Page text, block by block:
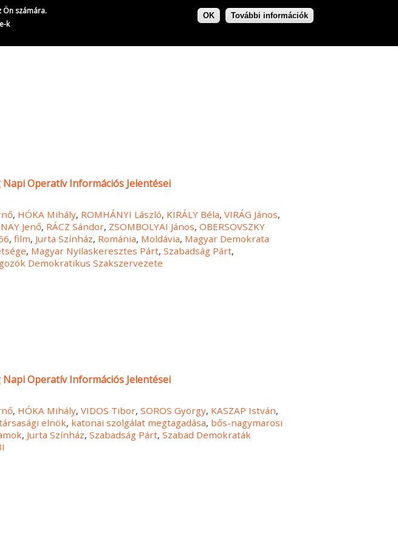
Ön számára.
k
OK További információk
Operatív Információs Jelentései
, HÓKA Mihály, ROMHÁNYI László, KIRÁLY Béla,VIRÁG János,
Jenő, RÁCZ Sándor, ZSOMBOLYAI János,OBERSOVSZKY
,film, Jurta Színház, Románia, Moldávia, Magyar Demokrata
, Magyar Nyilaskeresztes Párt,Szabadság Párt,
Demokratikus Szakszervezete
Operatív Információs Jelentései
, HÓKA Mihály,VIDOS Tibor,SOROS György, KASZAP István,
elnök, katonai szolgálat megtagadása, bős-nagymarosi
, Jurta Színház,Szabadság Párt,Szabad Demokraták